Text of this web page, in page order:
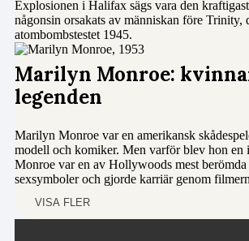
Explosionen i Halifax sägs vara den
någonsin orsakats av människan före Trinity,
atombombstestet 1945.
Marilyn Monroe:
legenden
Marilyn Monroe var en amerikansk
modell och komiker. Men varför blev hon en
Monroe var en av Hollywoods mest
sexsymboler och gjorde karriär genom
VISA FLER